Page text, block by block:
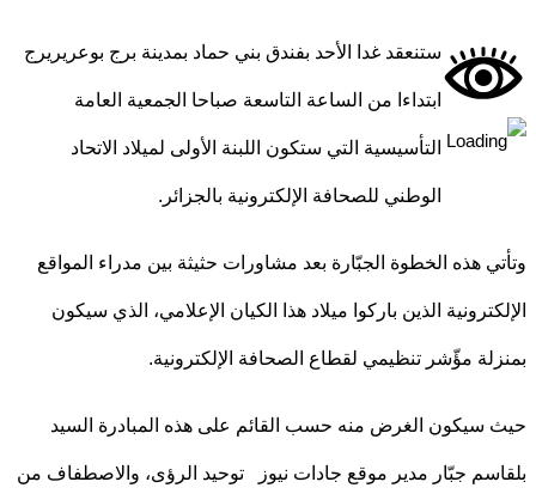
ستنعقد غدا الأحد بفندق بني حماد بمدينة برج بوعريريرج
ابتداءا من الساعة التاسعة صباحا الجمعية العامة
التأسيسية التي ستكون اللبنة الأولى لميلاد الاتحاد
الوطني للصحافة الإلكترونية بالجزائر.
هذه الخطوة الجبّارة بعد مشاورات حثيثة بين مدراء المواقع
الذين باركوا ميلاد هذا الكيان الإعلامي، الذي سيكون
مؤّشر تنظيمي لقطاع الصحافة الإلكترونية.
سيكون الغرض منه حسب القائم على هذه المبادرة السيد
جبّار مدير موقع جادات نيوز توحيد الرؤى، والاصطفاف من